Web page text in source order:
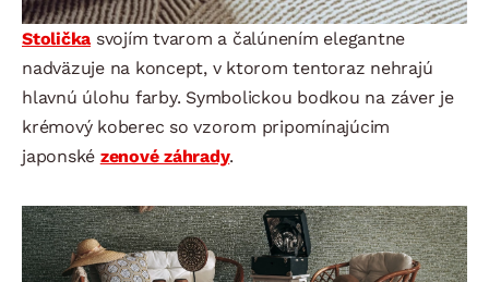
Stolička svojím tvarom a čalúnením elegantne
nadväzuje na koncept, v ktorom tentoraz nehrajú
hlavnú úlohu farby. Symbolickou bodkou na záver je
krémový koberec so vzorom pripomínajúcim
japonské zenové záhrady.